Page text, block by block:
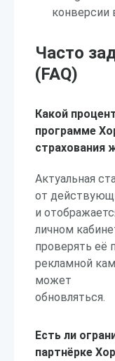
конверсии
Часто
(FAQ)
Какой
программе
страхования
Актуальная
от
и
личном
проверять её
рекламной
может
обновляться.
Есть ли
партнёрке